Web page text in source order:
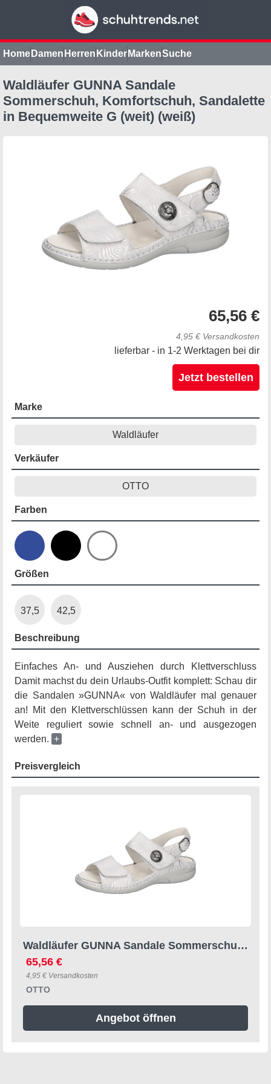
Home Damen Herren Kinder MarkenSuche
Waldläufer GUNNA Sandale
Sommerschuh, Komfortschuh, Sandalette
in Bequemweite G (weit) (weiß)
65,56 €
4,95 € Versandkosten
lieferbar - in 1-2 Werktagen bei dir
Jetzt bestellen
Marke
Waldläufer
Verkäufer
OTTO
Farben
Größen
37,5 42,5
Beschreibung
Einfaches An- und Ausziehen durch Klettverschluss
Damit machst du dein Urlaubs-Outfit komplett: Schau dir
die Sandalen »GUNNA« von Waldläufer mal genauer
an! Mit den Klettverschlüssen kann der Schuh in der
Weite reguliert sowie schnell an- und ausgezogen
werden. +
Preisvergleich
Waldläufer GUNNA Sandale Sommerschuh, Komfortschuh, Sandalette in Bequemweite G (weit)
65,56 €
4,95 € Versandkosten
OTTO
Angebot öffnen